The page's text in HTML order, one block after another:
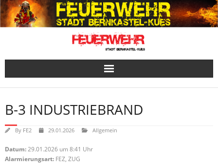
Skip
to
content
B-3 INDUSTRIEBRAND
By FE2 29.01.2026 Allgemein
Datum:29.01.2026 um 8:41 Uhr
Alarmierungsart: FEZ, ZUG